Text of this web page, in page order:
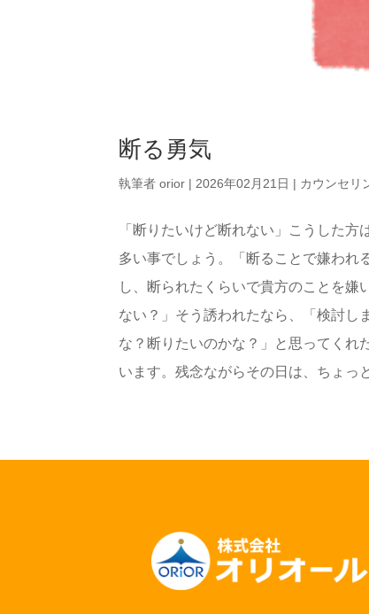
断る勇気
執筆者orior | 2026年02月21日 | カウンセリ
「断りたいけど断れない」こうした
多い事でしょう。「断ることで嫌わ
し、断られたくらいで貴方のことを嫌
ない？」そう誘われたなら、「検討し
な？断りたいのかな？」と思ってくれ
います。残念ながらその日は、ちょっ